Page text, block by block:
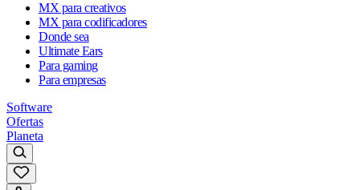
MX para creativos
MX para codificadores
Donde sea
Ultimate Ears
Para gaming
Para empresas
Software
Ofertas
Planeta